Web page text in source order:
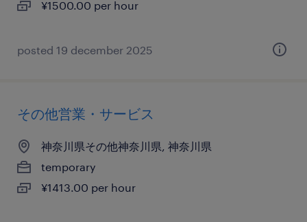
¥1500.00 per hour
posted 19 december 2025
その他営業・サービス
神奈川県その他神奈川県, 神奈川県
temporary
¥1413.00 per hour